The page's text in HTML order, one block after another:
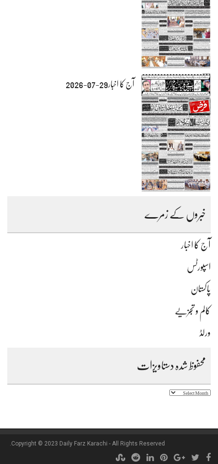
آج کا اخبار29-07-2026
خبروں کے زمرے
آج کا اخبار
اسپورٹس
پاکستان
کالم و تجزیے
ورلڈ
محفوظ شدہ دستاویزات
محفوظ
Copyright © 2023 Daily Farz Karachi - All Rights Reserved.